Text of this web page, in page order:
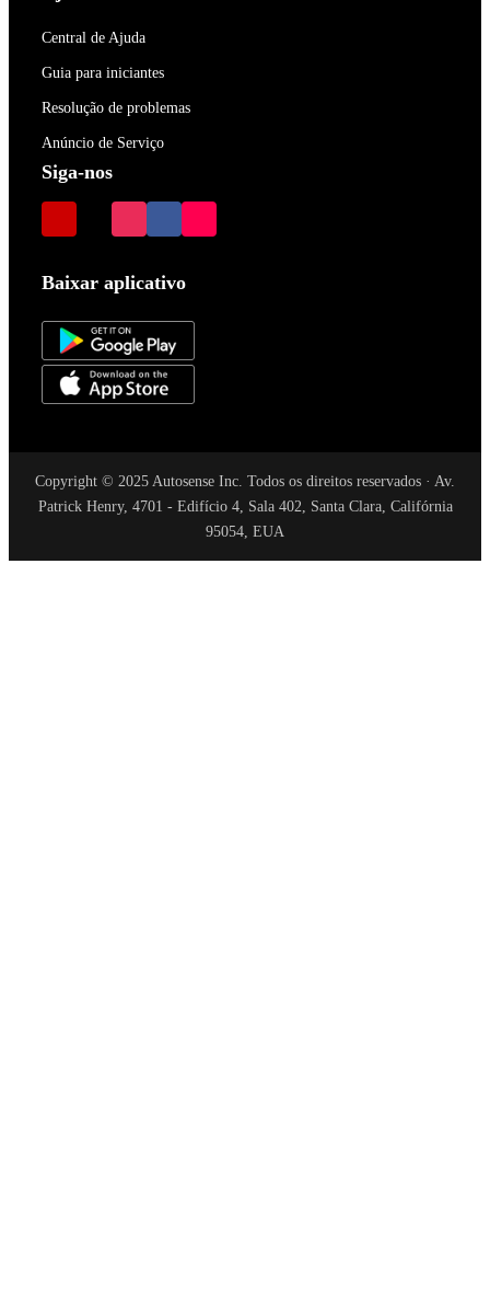
Central de Ajuda
Guia para iniciantes
Resolução de problemas
Anúncio de Serviço
Siga-nos
Baixar aplicativo
Copyright © 2025 Autosense Inc. Todos os direitos reservados · Av.
Patrick Henry, 4701 - Edifício 4, Sala 402, Santa Clara, Califórnia
95054, EUA